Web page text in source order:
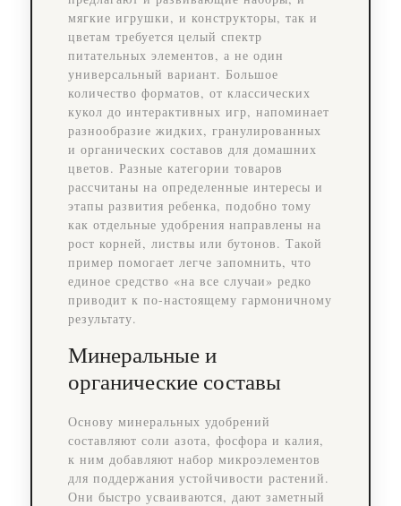
мягкие игрушки, и конструкторы, так и
цветам требуется целый спектр
питательных элементов, а не один
универсальный вариант. Большое
количество форматов, от классических
кукол до интерактивных игр, напоминает
разнообразие жидких, гранулированных
и органических составов для домашних
цветов. Разные категории товаров
рассчитаны на определенные интересы и
этапы развития ребенка, подобно тому
как отдельные удобрения направлены на
рост корней, листвы или бутонов. Такой
пример помогает легче запомнить, что
единое средство «на все случаи» редко
приводит к по-настоящему гармоничному
результату.
Минеральные и
органические составы
Основу минеральных удобрений
составляют соли азота, фосфора и калия,
к ним добавляют набор микроэлементов
для поддержания устойчивости растений.
Они быстро усваиваются, дают заметный